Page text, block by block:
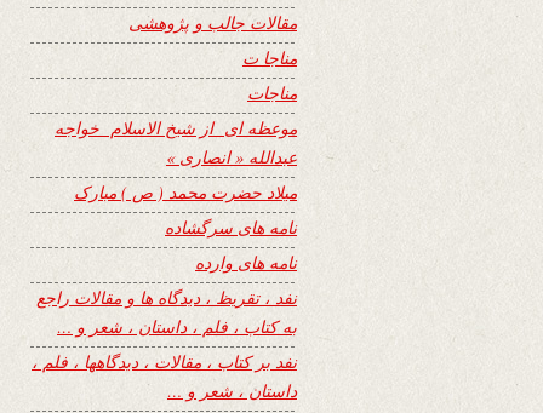
مقالات جالب و پژوهشی
مناجا ت
مناجات
موعظه ای از شیخ الاسلام خواجه
عبدالله « انصاری »
میلاد حضرت محمد ( ص ) مبارک
نامه های سرگشاده
نامه های وارده
نفد ، تقریظ ، دیدگاه ها و مقالات راجع
به کتاب ، فلم ، داستان ، شعر و …
نفد بر کتاب ، مقالات ، دیدگاهها ، فلم ،
داستان ، شعر و …